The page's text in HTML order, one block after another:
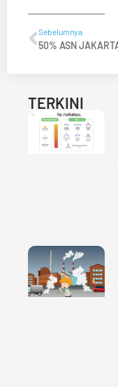
Sebelumnya
TERKINI